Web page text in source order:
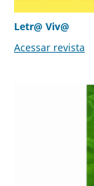
Letr@ Viv@
Acessar revista